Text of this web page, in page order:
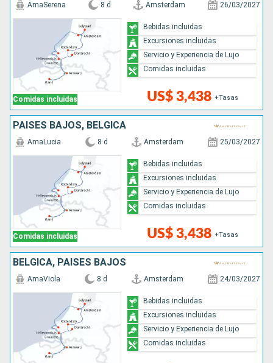
Comidas incluidas
AmaSerena 8 d Amsterdam 26/03/2027
US$ 3,438 +Tasas
Bebidas incluidas
Excursiones incluidas
Servicio y Experiencia de Lujo
Comidas incluidas
PAISES BAJOS, BÉLGICA
Comidas incluidas
AmaLucia 8 d Amsterdam 25/03/2027
US$ 3,438 +Tasas
Bebidas incluidas
Excursiones incluidas
Servicio y Experiencia de Lujo
Comidas incluidas
BÉLGICA, PAISES BAJOS
AmaViola 8 d Amsterdam 24/03/2027
Bebidas incluidas
Excursiones incluidas
Servicio y Experiencia de Lujo
Comidas incluidas